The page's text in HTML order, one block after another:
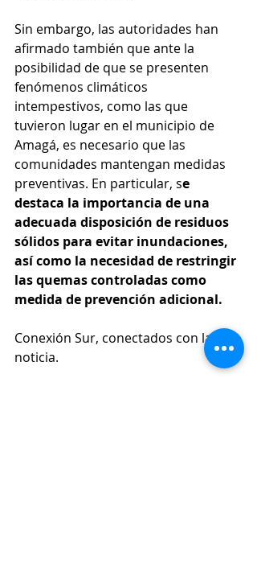
Sin embargo, las autoridades han
afirmado también que ante la
posibilidad de que se presenten
fenómenos climáticos
intempestivos, como las que
tuvieron lugar en el municipio de
Amagá, es necesario que las
comunidades mantengan medidas
preventivas. En particular, se
destaca la importancia de una
adecuada disposición de residuos
sólidos para evitar inundaciones,
así como la necesidad de restringir
las quemas controladas como
medida de prevención adicional.
Conexión Sur, conectados con la
noticia.